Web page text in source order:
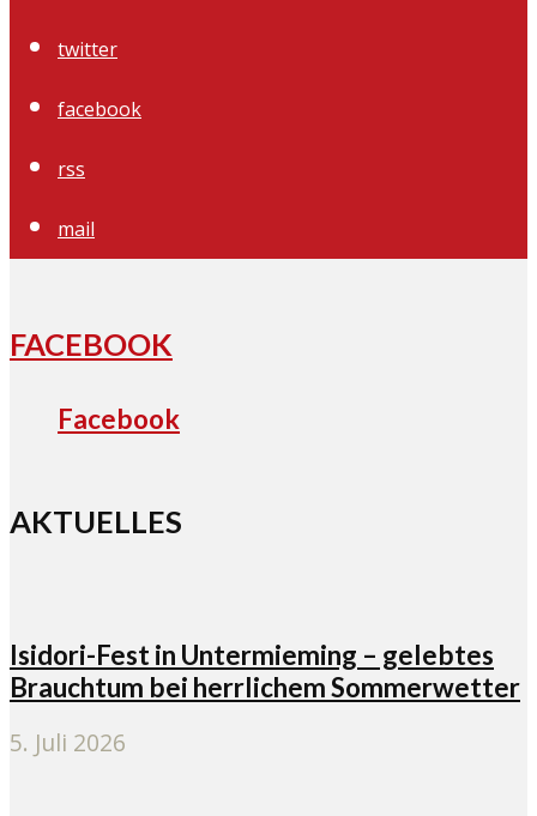
twitter
facebook
rss
mail
FACEBOOK
Facebook
AKTUELLES
Isidori-Fest in Untermieming – gelebtes
Brauchtum bei herrlichem Sommerwetter
5. Juli 2026